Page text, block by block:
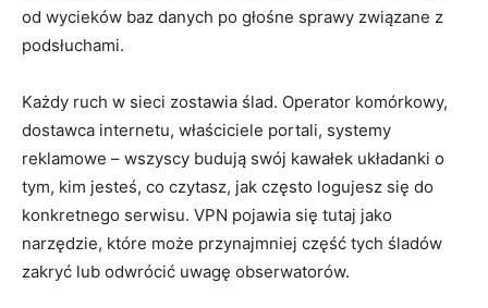
od wycieków baz danych po głośne sprawy związane z
podsłuchami.
Każdy ruch w sieci zostawia ślad. Operator komórkowy,
dostawca internetu, właściciele portali, systemy
reklamowe – wszyscy budują swój kawałek układanki o
tym, kim jesteś, co czytasz, jak często logujesz się do
konkretnego serwisu. VPN pojawia się tutaj jako
narzędzie, które może przynajmniej część tych śladów
zakryć lub odwrócić uwagę obserwatorów.